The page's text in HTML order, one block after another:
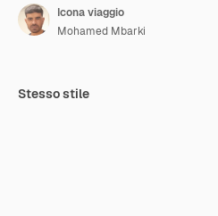
Icona viaggio
Mohamed Mbarki
Stesso stile